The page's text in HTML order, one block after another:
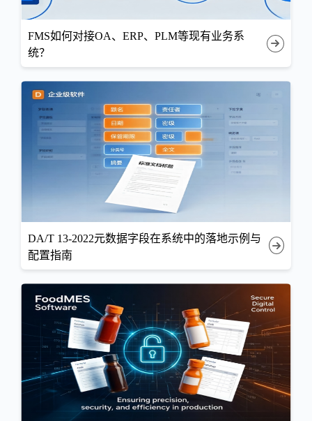
FMS如何对接OA、ERP、PLM等现有业务系
统？
DA/T 13-2022元数据字段在系统中的落地示例与
配置指南